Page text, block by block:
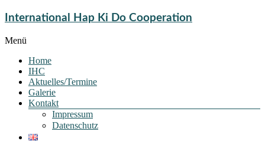
International Hap Ki Do Cooperation
Menü
Home
IHC
Aktuelles/Termine
Galerie
Kontakt
Impressum
Datenschutz